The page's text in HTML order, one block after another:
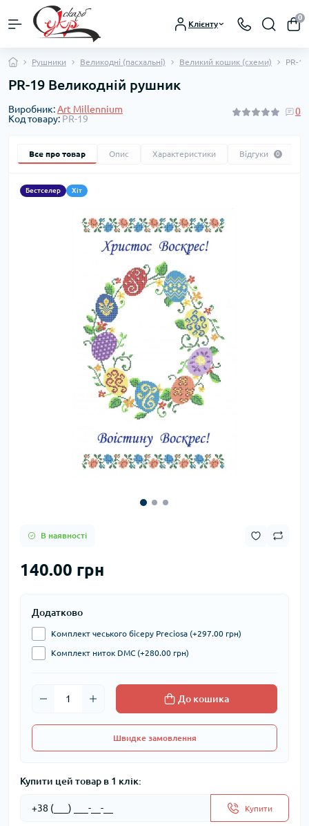
Клієнту
0
Рушники Великодні (пасхальні) Великий кошик (схеми) PR-
PR-19 Великодній рушник
Виробник:Art Millennium
Код товару: PR-19
0
Все про товар Опис Характеристики Відгуки 0
Бестселер Хіт
В наявності
140.00 грн
Додатково
Комплект чеського бісеру Preciosa (+297.00 грн)
Комплект ниток DMC (+280.00 грн)
До кошика
Швидке замовлення
Купити цей товар в 1 клік:
Купити